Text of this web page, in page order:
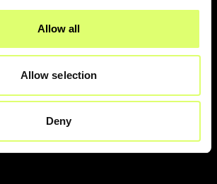
Allow all
Allow selection
Deny